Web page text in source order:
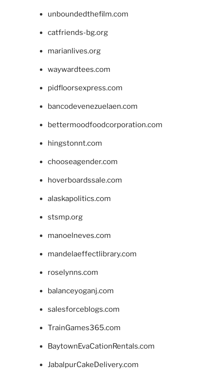
unboundedthefilm.com
catfriends-bg.org
marianlives.org
waywardtees.com
pidfloorsexpress.com
bancodevenezuelaen.com
bettermoodfoodcorporation.com
hingstonnt.com
chooseagender.com
hoverboardssale.com
alaskapolitics.com
stsmp.org
manoelneves.com
mandelaeffectlibrary.com
roselynns.com
balanceyoganj.com
salesforceblogs.com
TrainGames365.com
BaytownEvaCationRentals.com
JabalpurCakeDelivery.com